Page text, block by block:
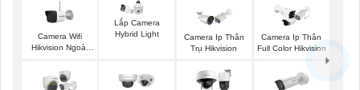
Camera Wifi
Hikvision Ngoài
Lắp Camera
Hybrid Light
Camera Ip Thân
Trụ Hikvision
Camera Ip Thân
Full Color Hikvision